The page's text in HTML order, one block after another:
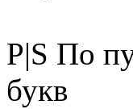
P|S По
букв